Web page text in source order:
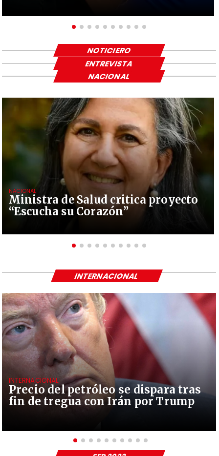
NOTICIERO
ENTREVISTA
Ministra de Salud critica proyecto
“Escucha su Corazón”
NACIONAL
NACIONAL
Precio del petróleo se dispara tras
fin de tregua con Irán por Trump
INTERNACIONAL
INTERNACIONAL